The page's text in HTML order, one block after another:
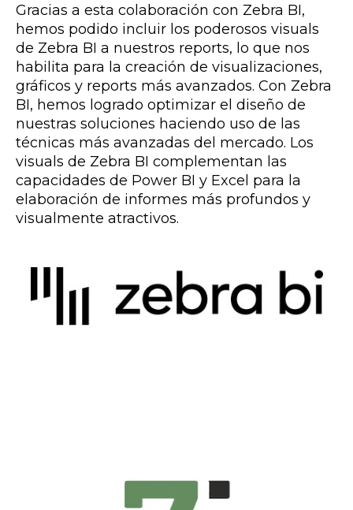
Gracias a esta colaboración con Zebra BI,
hemos podido incluir los poderosos visuals
de Zebra BI a nuestros reports, lo que nos
habilita para la creación de visualizaciones,
gráficos y reports más avanzados. Con Zebra
BI, hemos logrado optimizar el diseño de
nuestras soluciones haciendo uso de las
técnicas más avanzadas del mercado. Los
visuals de Zebra BI complementan las
capacidades de Power BI y Excel para la
elaboración de informes más profundos y
visualmente atractivos.